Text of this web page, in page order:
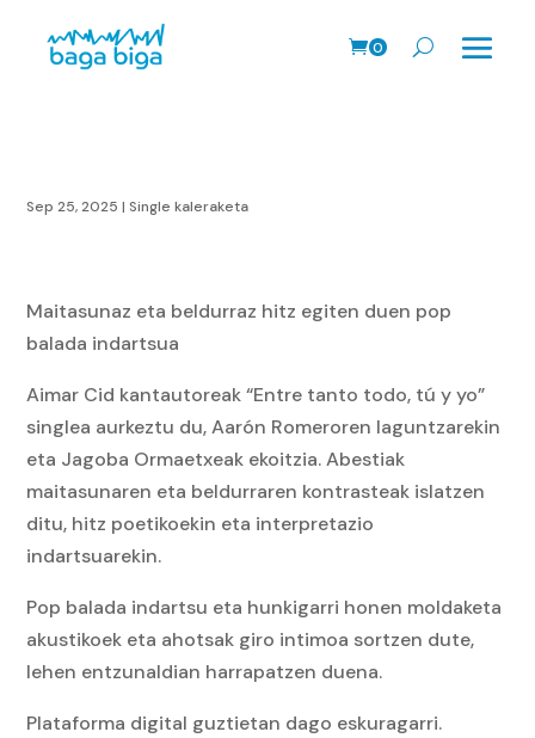
0
Sep 25, 2025 | Single kaleraketa
Maitasunaz eta beldurraz hitz egiten duen pop
balada indartsua
Aimar Cid kantautoreak “Entre tanto todo, tú y yo”
singlea aurkeztu du,Aarón Romeroren laguntzarekin
eta Jagoba Ormaetxeak ekoitzia. Abestiak
maitasunaren eta beldurraren kontrasteak islatzen
ditu, hitz poetikoekin eta interpretazio
indartsuarekin.
Pop balada indartsu eta hunkigarri honen moldaketa
akustikoek eta ahotsak giro intimoa sortzen dute,
lehen entzunaldian harrapatzen duena.
Plataforma digital guztietan dago eskuragarri.